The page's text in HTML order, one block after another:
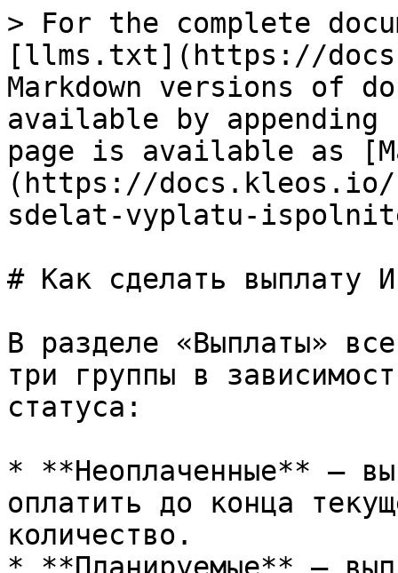
> For the complete
[llms.txt](https://
Markdown versions of
available by
page is available as
(https://docs.kleos.io/
sdelat-vyplatu-
# Как сделать выплату
В разделе «Выплаты»
три группы в
статуса:
* **Неоплаченные** —
оплатить до конца
количество.